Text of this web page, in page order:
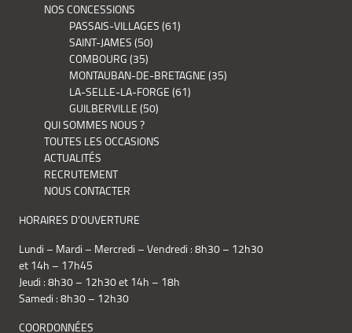
NOS CONCESSIONS
PASSAIS-VILLAGES (61)
SAINT-JAMES (50)
COMBOURG (35)
MONTAUBAN-DE-BRETAGNE (35)
LA-SELLE-LA-FORGE (61)
GUILBERVILLE (50)
QUI SOMMES NOUS ?
TOUTES LES OCCASIONS
ACTUALITÉS
RECRUTEMENT
NOUS CONTACTER
HORAIRES D’OUVERTURE
Lundi – Mardi – Mercredi – Vendredi : 8h30 – 12h30
et 14h – 17h45
Jeudi : 8h30 – 12h30 et 14h – 18h
Samedi : 8h30 – 12h30
COORDONNÉES